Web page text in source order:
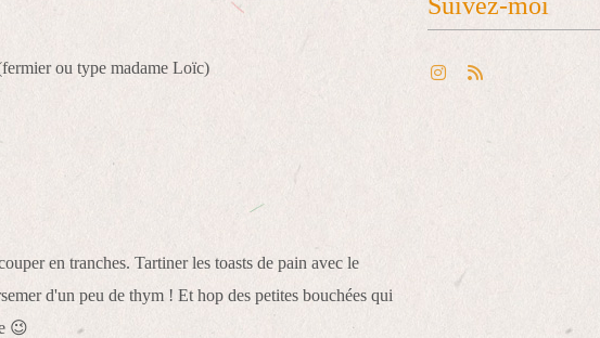
ou type madame Loïc)
en tranches. Tartiner les toasts de pain avec le
d'un peu de thym ! Et hop des petites bouchées qui
😉